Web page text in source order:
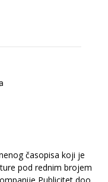
časopisa koji je
pod rednim brojem
Publicitet doo.